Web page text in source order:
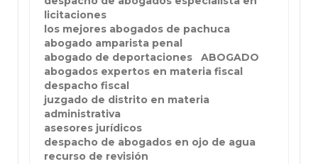
licitaciones
los mejores abogados de pachuca
abogado amparista penal
abogado de deportaciones
ABOGADO
abogados expertos en materia fiscal
despacho fiscal
juzgado de distrito en materia
administrativa
asesores jurídicos
despacho de abogados en ojo de agua
recurso de revisión